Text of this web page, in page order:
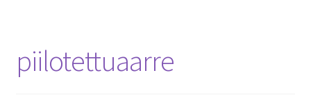
piilotettuaarre